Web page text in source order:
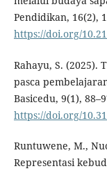
Pendidikan, 16(2),
https://doi.org/
Rahayu, S. (2025).
pasca
Basicedu, 9(1),
https://doi.org/
Runtuwene, M.,
Representasi